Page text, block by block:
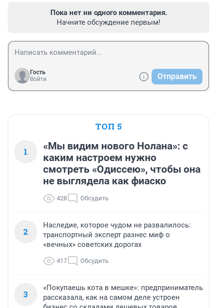
Пока нет ни одного комментария.
Начните обсуждение первым!
Гость
Войти
Отправить
ТОП 5
1
«Мы видим нового Нолана»: с
каким настроем нужно
смотреть «Одиссею», чтобы она
не выглядела как фиаско
428 Обсудить
2
Наследие, которое чудом не развалилось:
транспортный эксперт разнес миф о
«вечных» советских дорогах
417 Обсудить
3
«Покупаешь кота в мешке»: предприниматель
рассказала, как на самом деле устроен